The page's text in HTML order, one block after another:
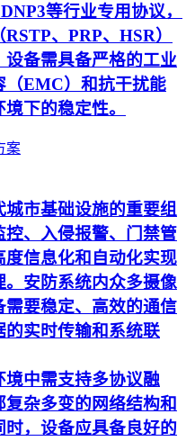
等行业专用协议，
、PRP、HSR）
备需具备严格的工业
（EMC）和抗干扰能
下的稳定性。
案
市基础设施的重要组
、入侵报警、门禁管
信息化和自动化实现
安防系统内众多摄像
要稳定、高效的通信
的实时传输和系统联
中需支持多协议融
杂多变的网络结构和
，设备应具备良好的